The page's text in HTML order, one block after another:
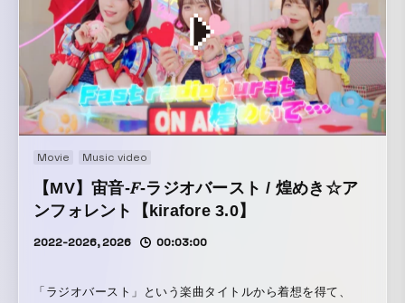
Movie Music video
【MV】宙音-𝐹-ラジオバースト / 煌めき☆ア
ンフォレント【kirafore 3.0】
2022-2026, 2026 00:03:00
「ラジオバースト」という楽曲タイトルから着想を得て、